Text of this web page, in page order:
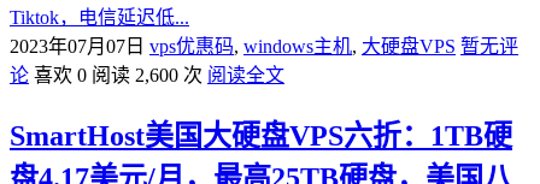
Tiktok，电信延迟低...
2023年07月07日 vps优惠码, windows主机, 大硬盘VPS 暂无评
论 喜欢 0 阅读 2,600 次 阅读全文
SmartHost美国大硬盘VPS六折：1TB硬
盘4.17美元/月，最高25TB硬盘，美国八